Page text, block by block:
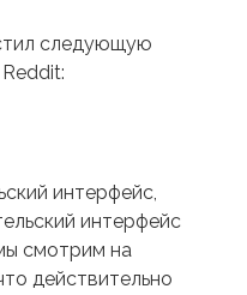
следующую
интерфейс,
интерфейс
смотрим на
действительно